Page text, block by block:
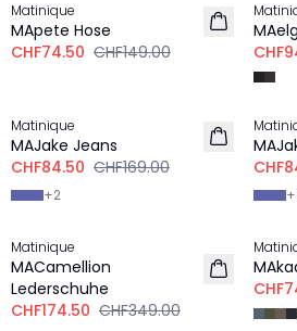
Matinique
MApete Hose
CHF74.50 CHF149.00
Matinique
MAJake Jeans
CHF84.50 CHF169.00
+2
-50%
+
-50%
Matinique
MACamellion
Lederschuhe
CHF174.50 CHF349.00
-50%